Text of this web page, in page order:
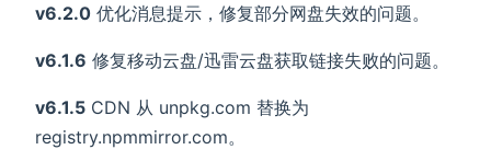
v6.2.0 优化消息提示，修复部分网盘失效的问题。
v6.1.6 修复移动云盘/迅雷云盘获取链接失败的问题。
v6.1.5 CDN 从 unpkg.com 替换为
registry.npmmirror.com。